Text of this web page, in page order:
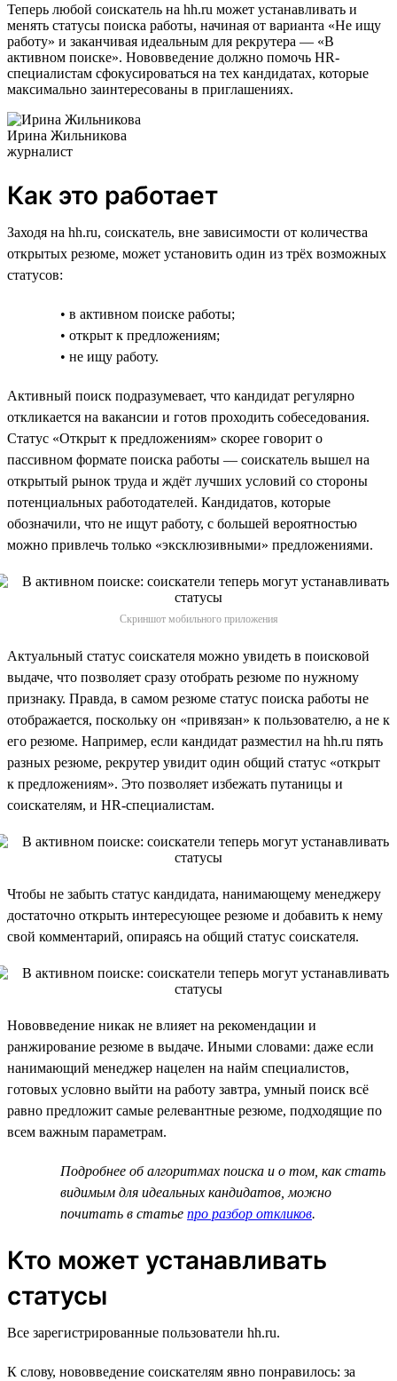
Теперь любой соискатель на hh.ru может устанавливать и
менять статусы поиска работы, начиная от варианта «Не ищу
работу» и заканчивая идеальным для рекрутера — «В
активном поиске». Нововведение должно помочь HR-
специалистам сфокусироваться на тех кандидатах, которые
максимально заинтересованы в приглашениях.
Ирина Жильникова
журналист
Как это работает
Заходя на hh.ru, соискатель, вне зависимости от количества
открытых резюме, может установить один из трёх возможных
статусов:
• в активном поиске работы;
• открыт к предложениям;
• не ищу работу.
Активный поиск подразумевает, что кандидат регулярно
откликается на вакансии и готов проходить собеседования.
Статус «Открыт к предложениям» скорее говорит о
пассивном формате поиска работы — соискатель вышел на
открытый рынок труда и ждёт лучших условий со стороны
потенциальных работодателей. Кандидатов, которые
обозначили, что не ищут работу, с большей вероятностью
можно привлечь только «эксклюзивными» предложениями.
Скриншот мобильного приложения
Актуальный статус соискателя можно увидеть в поисковой
выдаче, что позволяет сразу отобрать резюме по нужному
признаку. Правда, в самом резюме статус поиска работы не
отображается, поскольку он «привязан» к пользователю, а не к
его резюме. Например, если кандидат разместил на hh.ru пять
разных резюме, рекрутер увидит один общий статус «открыт
к предложениям». Это позволяет избежать путаницы и
соискателям, и HR-специалистам.
Чтобы не забыть статус кандидата, нанимающему менеджеру
достаточно открыть интересующее резюме и добавить к нему
свой комментарий, опираясь на общий статус соискателя.
Нововведение никак не влияет на рекомендации и
ранжирование резюме в выдаче. Иными словами: даже если
нанимающий менеджер нацелен на найм специалистов,
готовых условно выйти на работу завтра, умный поиск всё
равно предложит самые релевантные резюме, подходящие по
всем важным параметрам.
Подробнее об алгоритмах поиска и о том, как стать
видимым для идеальных кандидатов, можно
почитать в статье про разбор откликов.
Кто может устанавливать
статусы
Все зарегистрированные пользователи hh.ru.
К слову, нововведение соискателям явно понравилось: за